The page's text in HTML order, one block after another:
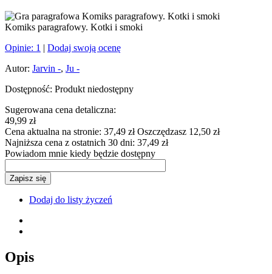
Komiks paragrafowy. Kotki i smoki
Opinie: 1 | Dodaj swoją ocenę
Autor: Jarvin -, Ju -
Dostępność: Produkt niedostępny
Sugerowana cena detaliczna:
49,99 zł
Cena aktualna na stronie: 37,49 złOszczędzasz 12,50 zł
Najniższa cena z ostatnich 30 dni: 37,49 zł
Powiadom mnie kiedy będzie dostępny
Zapisz się
Dodaj do listy życzeń
Opis